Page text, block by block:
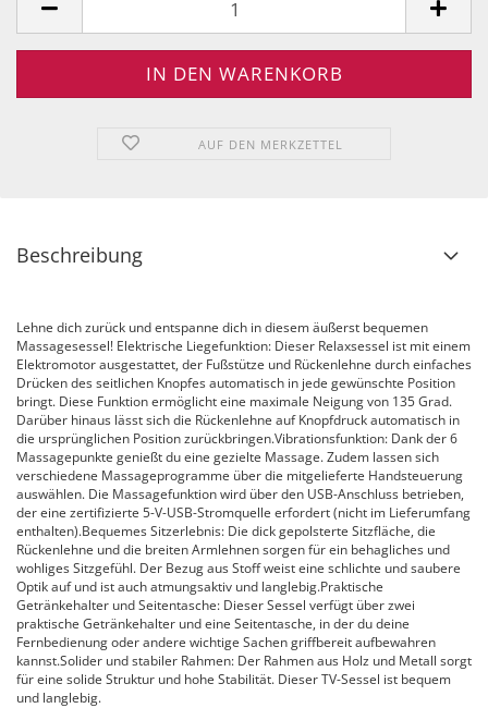
AUF DEN MERKZETTEL
Beschreibung
Lehne dich zurück und entspanne dich in diesem äußerst bequemen
Massagesessel! Elektrische Liegefunktion: Dieser Relaxsessel ist mit einem
Elektromotor ausgestattet, der Fußstütze und Rückenlehne durch einfaches
Drücken des seitlichen Knopfes automatisch in jede gewünschte Position
bringt. Diese Funktion ermöglicht eine maximale Neigung von 135 Grad.
Darüber hinaus lässt sich die Rückenlehne auf Knopfdruck automatisch in
die ursprünglichen Position zurückbringen.Vibrationsfunktion: Dank der 6
Massagepunkte genießt du eine gezielte Massage. Zudem lassen sich
verschiedene Massageprogramme über die mitgelieferte Handsteuerung
auswählen. Die Massagefunktion wird über den USB-Anschluss betrieben,
der eine zertifizierte 5-V-USB-Stromquelle erfordert (nicht im Lieferumfang
enthalten).Bequemes Sitzerlebnis: Die dick gepolsterte Sitzfläche, die
Rückenlehne und die breiten Armlehnen sorgen für ein behagliches und
wohliges Sitzgefühl. Der Bezug aus Stoff weist eine schlichte und saubere
Optik auf und ist auch atmungsaktiv und langlebig.Praktische
Getränkehalter und Seitentasche: Dieser Sessel verfügt über zwei
praktische Getränkehalter und eine Seitentasche, in der du deine
Fernbedienung oder andere wichtige Sachen griffbereit aufbewahren
kannst.Solider und stabiler Rahmen: Der Rahmen aus Holz und Metall sorgt
für eine solide Struktur und hohe Stabilität. Dieser TV-Sessel ist bequem
und langlebig.